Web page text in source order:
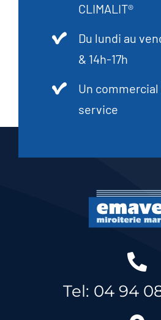
CLIMALIT®
Du lundi au
& 14h-17h
Un
service
Tel: 04 94